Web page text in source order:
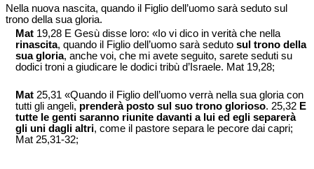
Nella nuova nascita, quando il Figlio dell’uomo sarà seduto sul
trono della sua gloria.
Mat 19,28 E Gesù disse loro: «Io vi dico in verità che nella
rinascita, quando il Figlio dell’uomo sarà seduto sul trono della
sua gloria, anche voi, che mi avete seguito, sarete seduti su
dodici troni a giudicare le dodici tribù d’Israele. Mat 19,28;
Mat 25,31 «Quando il Figlio dell’uomo verrà nella sua gloria con
tutti gli angeli, prenderà posto sul suo trono glorioso. 25,32 E
tutte le genti saranno riunite davanti a lui ed egli separerà
gli uni dagli altri, come il pastore separa le pecore dai capri;
Mat 25,31-32;